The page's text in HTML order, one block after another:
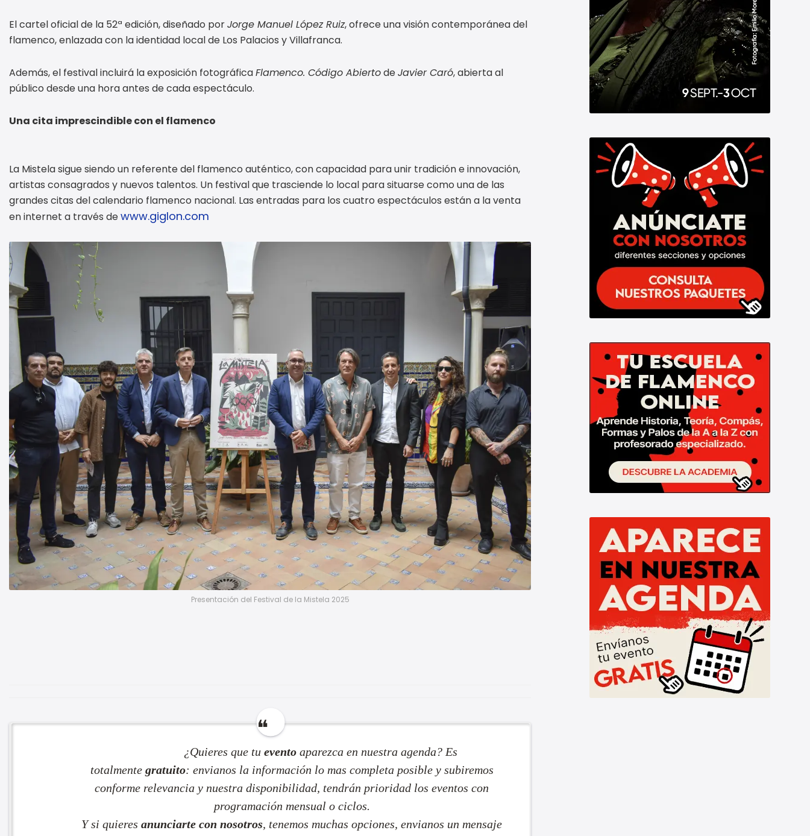
El cartel oficial de la 52ª edición, diseñado porJorge Manuel López Ruiz, ofrece una visión contemporánea del
flamenco, enlazada con la identidad local de Los Palacios y Villafranca.
Además, el festival incluirá la exposición fotográficaFlamenco. Código AbiertodeJavier Caró, abierta al
público desde una hora antes de cada espectáculo.
Una cita imprescindible con el flamenco
La Mistela sigue siendo un referente del flamenco auténtico, con capacidad para unir tradición e innovación,
artistas consagrados y nuevos talentos. Un festival que trasciende lo local para situarse como una de las
grandes citas del calendario flamenco nacional. Las entradas para los cuatro espectáculos están a la venta
en internet a través dewww.giglon.com
Presentación del Festival de la Mistela 2025
¿Quieres que tu evento aparezca en nuestra agenda? Es
totalmente gratuito: envianos la información lo mas completa posible y subiremos
conforme relevancia y nuestra disponibilidad, tendrán prioridad los eventos con
programación mensual o ciclos.
Y si quieres anunciarte con nosotros, tenemos muchas opciones, envianos un mensaje